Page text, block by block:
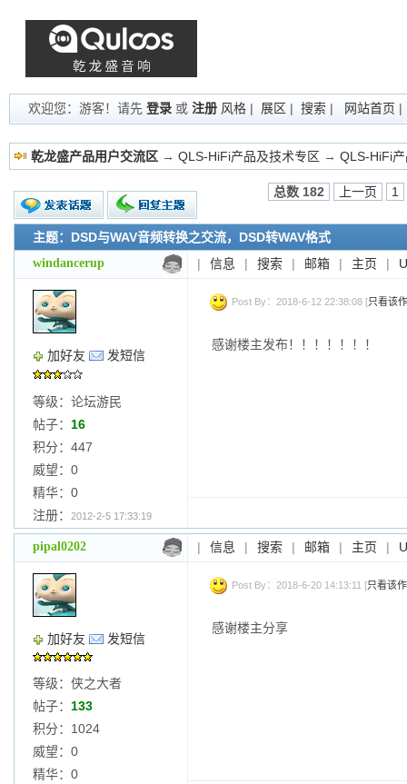
欢迎您：游客！请先 登录 或 注册 风格 | 展区 | 搜索 | 网站首页
乾龙盛产品用户交流区 → QLS-HiFi产品及技术专区 → QLS-HiFi
新的主题
投票帖
交易帖
小字报
总数 182 上一页 1
主题：DSD与WAV音频转换之交流，DSD转WAV格式
windancerup | 信息 | 搜索 | 邮箱 | 主页 |
加好友 发短信
等级：论坛游民
帖子： 16
积分：447
威望：0
精华：0
注册：
2012-2-5 17:33:19
Post By：2018-6-12 22:38:08 [只看该
感谢楼主发布！！！！！！！
pipal0202 | 信息 | 搜索 | 邮箱 | 主页 |
加好友 发短信
等级：侠之大者
帖子： 133
积分：1024
威望：0
精华：0
Post By：2018-6-20 14:13:11 [只看该
感谢楼主分享